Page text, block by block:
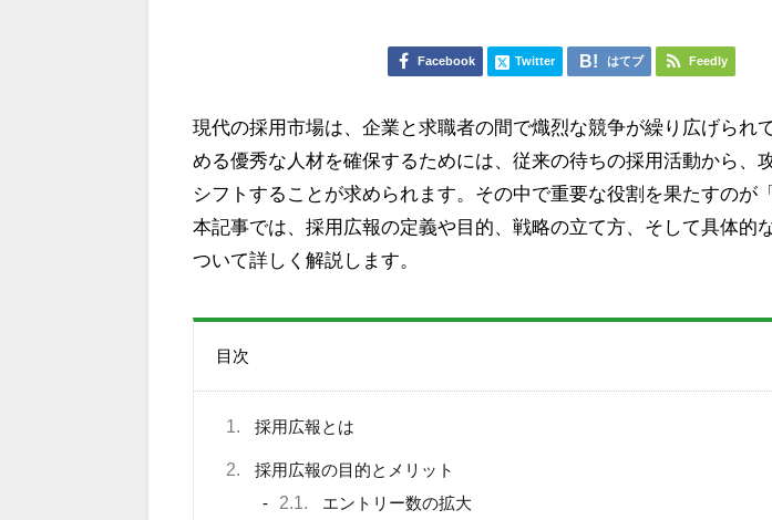
Facebook Twitter はてブ Feedly
現代の採用市場は、企業と求職者の間で熾烈な競争が繰り広げられ
める優秀な人材を確保するためには、従来の待ちの採用活動から、
シフトすることが求められます。その中で重要な役割を果たすのが
本記事では、採用広報の定義や目的、戦略の立て方、そして具体的
ついて詳しく解説します。
目次
1. 採用広報とは
2. 採用広報の目的とメリット
2.1. エントリー数の拡大